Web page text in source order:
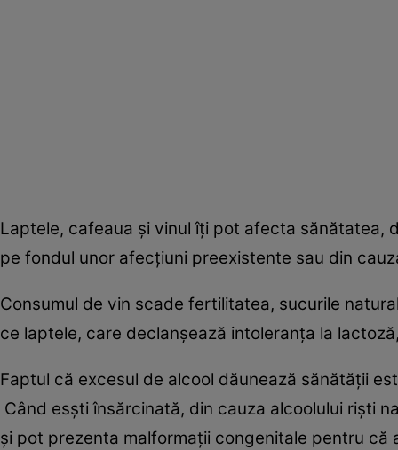
Laptele, cafeaua şi vinul îţi pot afecta sănătatea,
pe fondul unor afecţiuni preexistente sau din
Consumul de vin scade fertilitatea, sucurile
ce laptele, care declanşează intoleranţa la
Faptul că excesul de alcool dăunează sănătăţii
Când esşti însărcinată, din cauza alcoolului rişti
şi pot prezenta malformaţii congenitale pentru